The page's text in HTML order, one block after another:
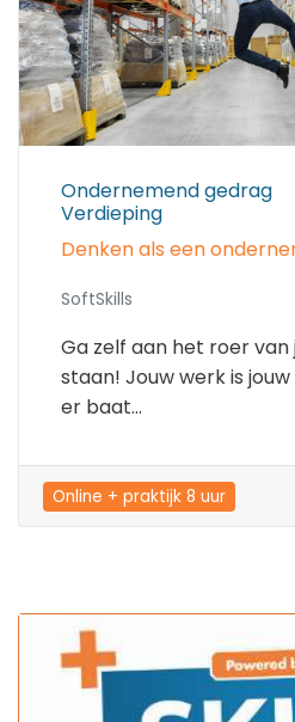
Ondernemend gedrag
Verdieping
Denken als een
SoftSkills
Ga zelf aan het roer
staan! Jouw werk is
er baat...
Online + praktijk 8 uur